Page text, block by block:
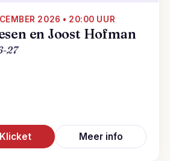
2026 • 20:00 UUR
en Joost Hofman
27
Meer info